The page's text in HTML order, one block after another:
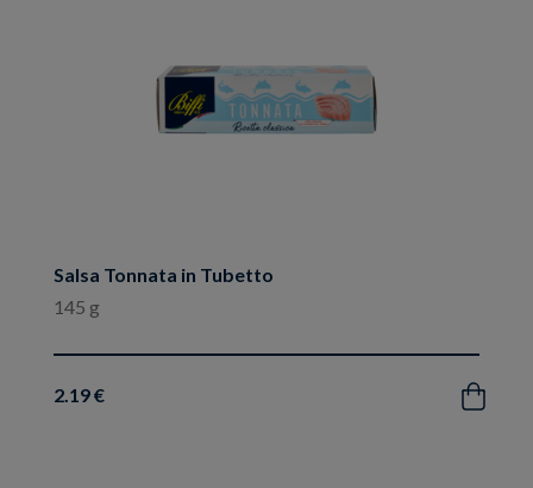
Salsa Tonnata in Tubetto
145 g
2.19 € Acquista